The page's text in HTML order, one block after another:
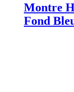
Montre
Fond